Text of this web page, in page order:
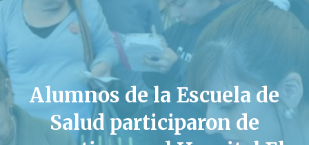
Alumnos de la Escuela de
Salud participaron de